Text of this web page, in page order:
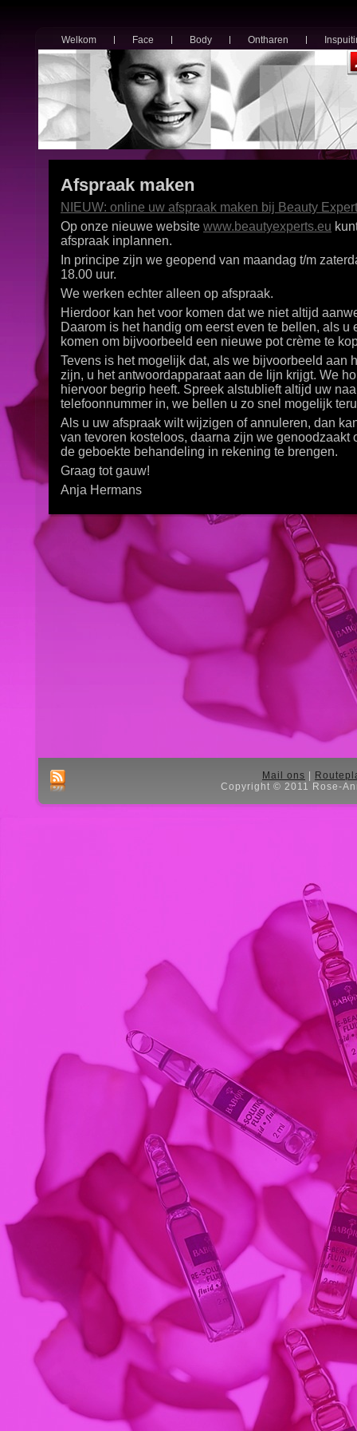
Welkom Face Body Ontharen
Afspraak maken
NIEUW: online uw afspraak maken bij Beauty
Op onze nieuwe website www.beautyexperts.eu
afspraak inplannen.
In principe zijn we geopend van maandag t/m
18.00 uur.
We werken echter alleen op afspraak.
Hierdoor kan het voor komen dat we niet altijd
Daarom is het handig om eerst even te bellen, als u
komen om bijvoorbeeld een nieuwe pot crème te
Tevens is het mogelijk dat, als we bijvoorbeeld aan
zijn, u het antwoordapparaat aan de lijn krijgt. We
hiervoor begrip heeft. Spreek alstublieft altijd uw
telefoonnummer in, we bellen u zo snel mogelijk
Als u uw afspraak wilt wijzigen of annuleren, dan
van tevoren kosteloos, daarna zijn we genoodzaakt
de geboekte behandeling in rekening te brengen.
Graag tot gauw!
Anja Hermans
Mail ons
Copyright © 2011 Rose-